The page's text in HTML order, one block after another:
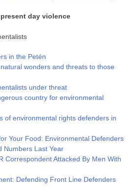
day violence
in the Petén
wonders and threats to those
under threat
country for environmental
of environmental rights defenders in
Your Food: Environmental Defenders
Numbers Last Year
Correspondent Attacked By Men With
Defending Front Line Defenders